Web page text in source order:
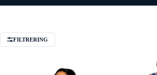
FILTRERING